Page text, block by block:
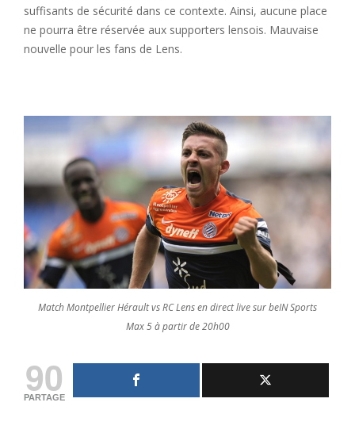
suffisants de sécurité dans ce contexte. Ainsi, aucune place
ne pourra être réservée aux supporters lensois. Mauvaise
nouvelle pour les fans de Lens.
Match Montpellier Hérault vs RC Lens en direct live sur beIN Sports
Max 5 à partir de 20h00
90
PARTAGE